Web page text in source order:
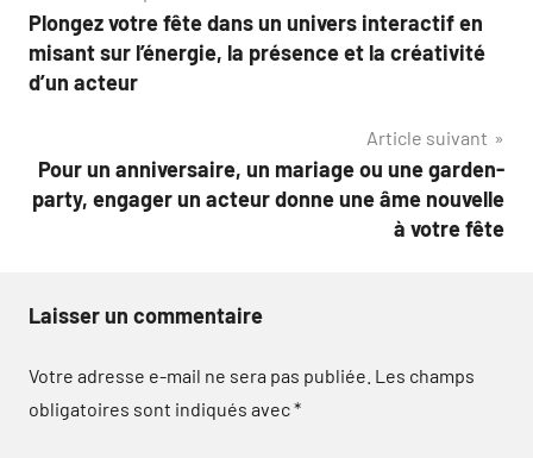
de
l’article
Plongez votre fête dans un univers interactif en
misant sur l’énergie, la présence et la créativité
d’un acteur
Article suivant
Pour un anniversaire, un mariage ou une garden-
party, engager un acteur donne une âme nouvelle
à votre fête
Laisser un commentaire
Votre adresse e-mail ne sera pas publiée. Les champs
obligatoires sont indiqués avec*